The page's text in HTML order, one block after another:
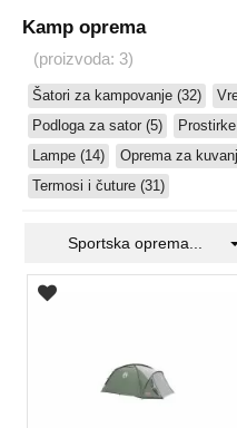
Kamp oprema
(proizvoda: 3)
Šatori za kampovanje (32)
Podloga za sator (5)
Lampe (14)
Oprema za
Termosi i čuture (31)
Sportska oprema...